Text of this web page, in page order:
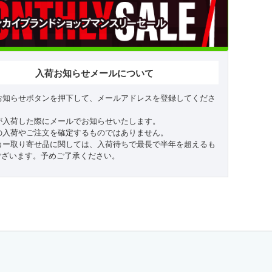
入荷お知らせメールについて
知らせボタンを押下して、メールアドレスを登録してくださ
荷した際にメールでお知らせいたします。
荷やご注文を確定するものではありません。
ー取り寄せ品に関しては、入荷待ちで最長で半年を超えるも
います。予めご了承ください。